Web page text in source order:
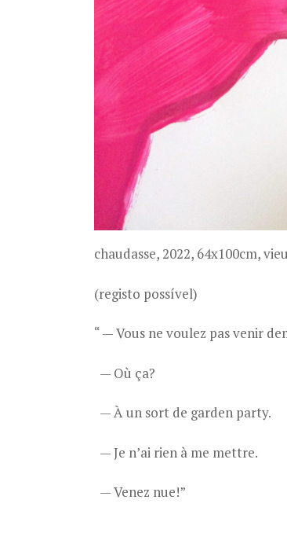
chaudasse, 2022, 64x100cm,
(registo possível)
“ — Vous ne voulez pas venir
— Où ça?
— À un sort de garden party.
— Je n’ai rien à me mettre.
— Venez nue!”